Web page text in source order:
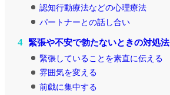
認知行動療法などの心理療法
パートナーとの話し合い
4 緊張や不安で勃たないときの対処法
緊張していることを素直に伝える
雰囲気を変える
前戯に集中する